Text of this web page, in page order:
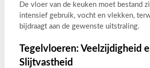
De vloer van de keuken moet bestand
intensief gebruik, vocht en vlekken,
bijdraagt aan de gewenste uitstraling.
Tegelvloeren: Veelzijdigheid
Slijtvastheid